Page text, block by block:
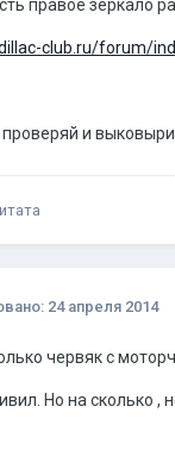
правое зеркало
club.ru/forum/
и
24 апреля 2014
червяк с
Но на сколько ,